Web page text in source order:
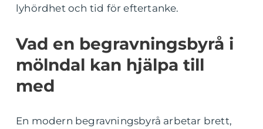
lyhördhet och tid för eftertanke.
Vad en begravningsbyrå i
mölndal kan hjälpa till
med
En modern begravningsbyrå arbetar brett,